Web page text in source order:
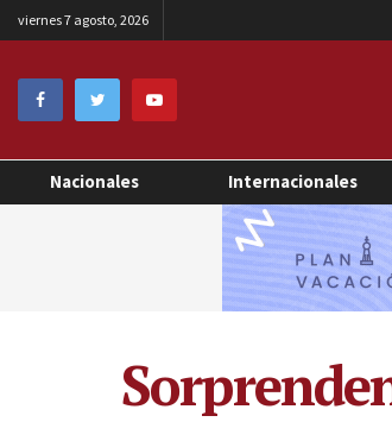
viernes 7 agosto, 2026
Nacionales Internacionales